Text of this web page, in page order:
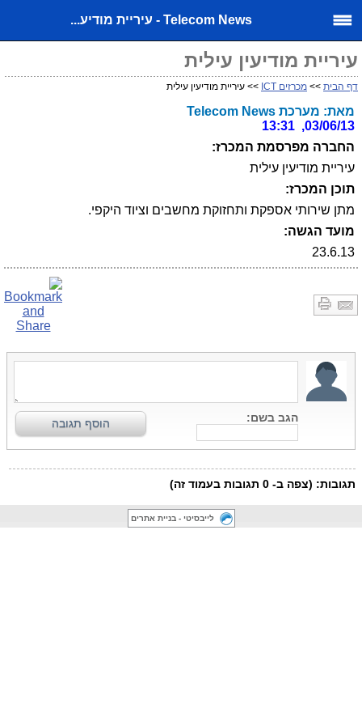
Telecom News - עיריית מודיע...
עיריית מודיעין עילית
דף הבית >> מכרזים ICT >> עיריית מודיעין עילית
מאת: מערכת Telecom News
03/06/13, 13:31
החברה מפרסמת המכרז:
עיריית מודיעין עילית
תוכן המכרז:
מתן שירותי אספקת ותחזוקת מחשבים וציוד היקפי.
מועד הגשה:
23.6.13
לייבסיטי - בניית אתרים